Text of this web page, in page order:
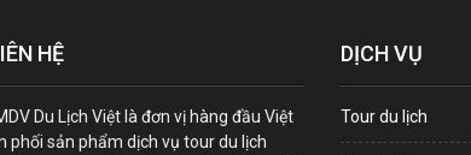
HỆ
Du Lịch Việt là đơn vị hàng đầu Việt
phối sản phẩm dịch vụ tour du lịch
DỊCH VỤ
Tour du lịch